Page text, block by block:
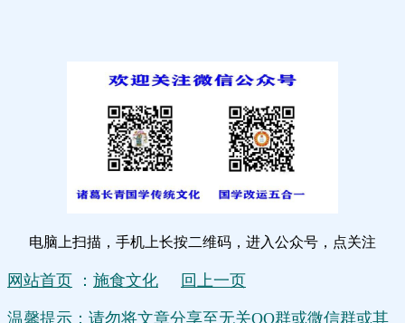
电脑上扫描，手机上长按二维码，进入公众号，点关注
网站首页 ： 施食文化 回上一页
温馨提示：请勿将文章分享至无关QQ群或微信群或其